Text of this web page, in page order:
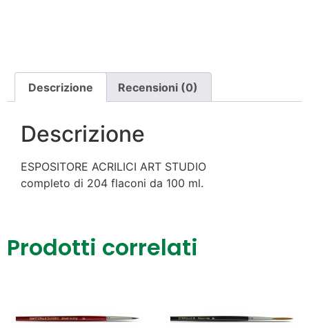
Descrizione Recensioni (0)
Descrizione
ESPOSITORE ACRILICI ART STUDIO
completo di 204 flaconi da 100 ml.
Prodotti correlati